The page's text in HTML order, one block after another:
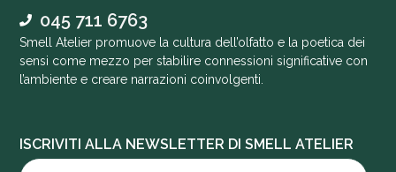
045 711 6763
Smell Atelier promuove la cultura dell’olfatto e la poetica dei
sensi come mezzo per stabilire connessioni significative con
l’ambiente e creare narrazioni coinvolgenti.
ISCRIVITI ALLA NEWSLETTER DI SMELL ATELIER